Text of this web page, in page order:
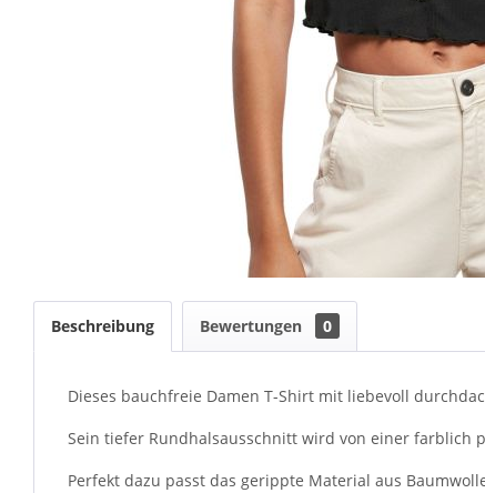
Beschreibung Bewertungen 0
Dieses bauchfreie Damen T-Shirt mit liebevoll
Sein tiefer Rundhalsausschnitt wird von einer farblich
Perfekt dazu passt das gerippte Material aus